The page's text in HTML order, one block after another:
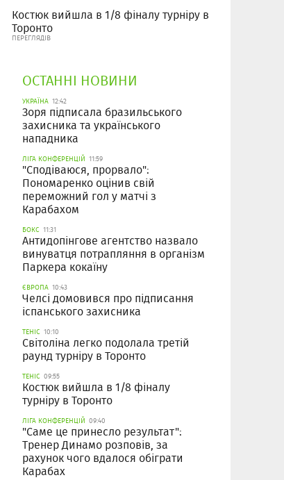
Костюк вийшла в 1/8 фіналу турніру в
Торонто
ПЕРЕГЛЯДІВ
ОСТАННІ НОВИНИ
УКРАЇНА 12:42
Зоря підписала бразильського
захисника та українського
нападника
ЛІГА КОНФЕРЕНЦІЙ 11:59
"Сподіваюся, прорвало":
Пономаренко оцінив свій
переможний гол у матчі з
Карабахом
БОКС 11:31
Антидопінгове агентство назвало
винуватця потрапляння в організм
Паркера кокаїну
ЄВРОПА 10:43
Челсі домовився про підписання
іспанського захисника
ТЕНІС 10:10
Світоліна легко подолала третій
раунд турніру в Торонто
ТЕНІС 09:55
Костюк вийшла в 1/8 фіналу
турніру в Торонто
ЛІГА КОНФЕРЕНЦІЙ 09:40
"Саме це принесло результат":
Тренер Динамо розповів, за
рахунок чого вдалося обіграти
Карабах